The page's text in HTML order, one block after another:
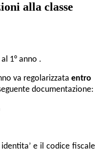
alla classe
1° anno .
va regolarizzata entro
documentazione:
e il codice fiscale